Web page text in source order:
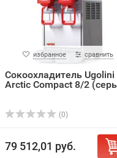
избранное сравнить
Сокоохладитель Ugolini
Arctic Compact 8/2
(0)
79 512,01 руб.